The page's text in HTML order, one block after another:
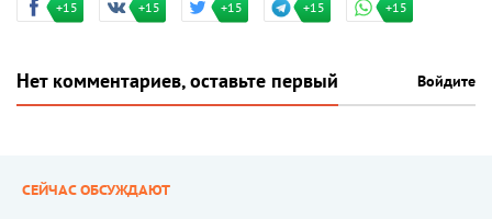
+15 +15 +15 +15 +15
Нет комментариев, оставьте первый Войдите
СЕЙЧАС ОБСУЖДАЮТ